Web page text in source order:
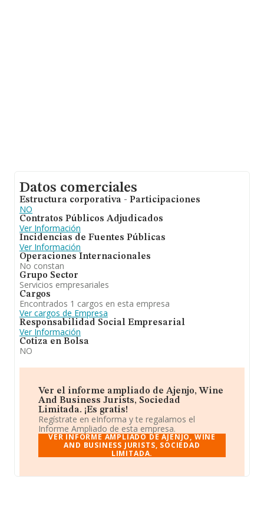
Datos comerciales
Estructura corporativa - Participaciones
NO
Contratos Públicos Adjudicados
Ver Información
Incidencias de Fuentes Públicas
Ver Información
Operaciones Internacionales
No constan
Grupo Sector
Servicios empresariales
Cargos
Encontrados 1 cargos en esta empresa
Ver cargos de Empresa
Responsabilidad Social Empresarial
Ver Información
Cotiza en Bolsa
NO
Ver el informe ampliado de Ajenjo, Wine
And Business Jurists, Sociedad
Limitada. ¡Es gratis!
Regístrate en eInforma y te regalamos el
Informe Ampliado de esta empresa.
VER INFORME AMPLIADO DE AJENJO, WINE
AND BUSINESS JURISTS, SOCIEDAD
LIMITADA.